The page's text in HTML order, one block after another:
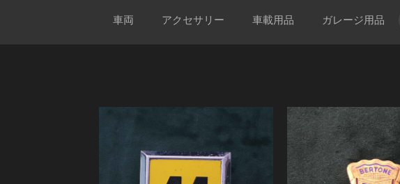
車両 アクセサリー 車載用品 ガレージ用品